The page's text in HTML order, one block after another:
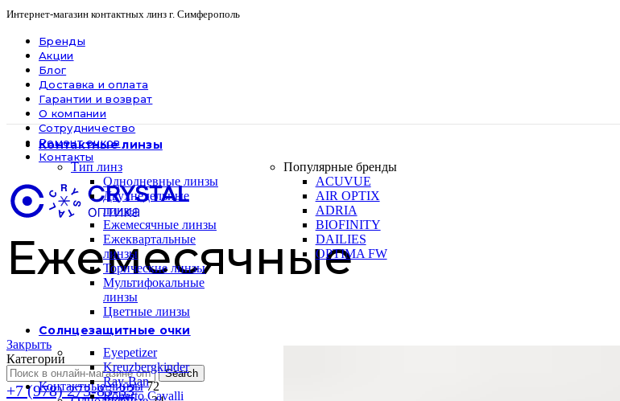
Интернет-магазин контактных линз г. Симферополь
Бренды
Акции
Блог
Доставка и оплата
Гарантии и возврат
О компании
Сотрудничество
Ремонт очков
Контакты
Search
+7 (978) 273-85-33
Контактные линзы
Тип линз
Однодневные линзы
Двухнедельные
линзы
Ежемесячные линзы
Ежеквартальные
линзы
Торические линзы
Мультифокальные
линзы
Цветные линзы
Популярные бренды
ACUVUE
AIR OPTIX
ADRIA
BIOFINITY
DAILIES
OPTIMA FW
Солнцезащитные очки
Eyepetizer
Kreuzbergkinder
Ray-Ban
Roberto Cavalli
Ежемесячные
Закрыть
Категории
Контактные линзы 72